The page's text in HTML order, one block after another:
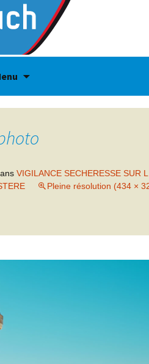
VIGILANCE SECHERESSE SUR
Pleine résolution (434 ×